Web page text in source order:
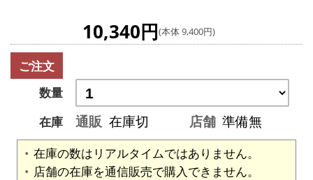
10,340円(本体 9,400円)
ご注文
数量
在庫
通販 在庫切 店舗 準備無
在庫の数はリアルタイムではありません。
店舗の在庫を通信販売で購入できません。